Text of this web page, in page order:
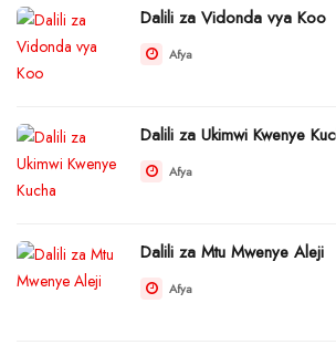
Dalili za Vidonda vya Koo
Afya
Dalili za Ukimwi Kwenye
Afya
Dalili za Mtu Mwenye Aleji
Afya